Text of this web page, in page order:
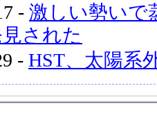
- 激しい勢いで
された
- HST、太陽系